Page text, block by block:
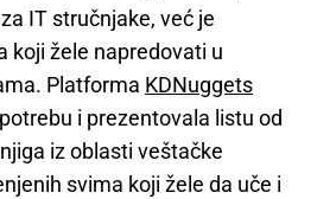
IT stručnjake, već je
koji žele napredovati u
Platforma KDNuggets
i prezentovala listu od
iz oblasti veštačke
svima koji žele da uče i